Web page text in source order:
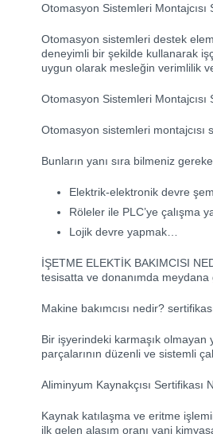
Otomasyon Sistemleri Montajcısı
Otomasyon sistemleri destek
deneyimli bir şekilde kullanarak
uygun olarak mesleğin verimlilik
Otomasyon Sistemleri Montajcısı
Otomasyon sistemleri montajcısı
Bunların yanı sıra bilmeniz
Elektrik-elektronik devre
Röleler ile PLC’ye çalışma
Lojik devre yapmak…
İŞETME ELEKTİK BAKIMCISI
tesisatta ve donanımda meydana
Makine bakımcısı nedir?
Bir işyerindeki karmaşık olmayan
parçalarının düzenli ve sistemli
Aliminyum Kaynakçısı Sertifikası
Kaynak katılaşma ve eritme
ilk gelen alaşım oranı yani